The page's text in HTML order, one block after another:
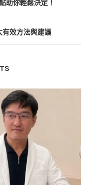
助你輕鬆決定！
有效方法與建議